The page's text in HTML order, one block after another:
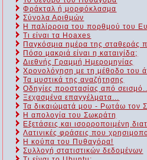
Φράκταλ ή μορφόκλασμα
Σύνολα Αριθμών
Η παλίρροια του πορθμού του
Τι είναι τα Hoaxes
Παγκόσμια ημέρα της σταθεράς π
Πόσο μακριά είναι η καταιγίδα;
Διεθνής Γραμμή Ημερομηνίας
Χρονολόγηση με τη μέθοδο του
Τα μυστικά της αναζήτησης
Οδηγίες προστασίας από
Ξεχασμένα επαγγέλματα...
Τα δικαιώματά μου - Ρωτάω τον
Η απολογία του Σωκράτη
Εξετάσεις και ισορροποιμένη
Λατινικές φράσεις που
Η κούπα του Πυθαγόρα!
Συλλογή στατιστικών δεδομένων